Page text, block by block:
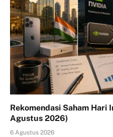
Rekomendasi Saham Hari
Agustus 2026)
6 Agustus 2026